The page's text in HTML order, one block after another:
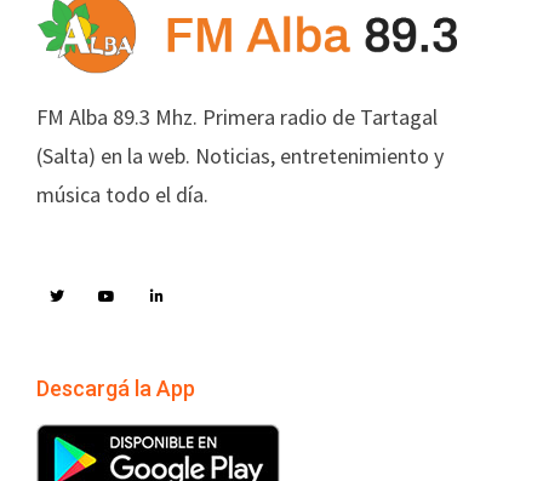
FM Alba 89.3 Mhz. Primera radio de Tartagal
(Salta) en la web. Noticias, entretenimiento y
música todo el día.
Descargá la App